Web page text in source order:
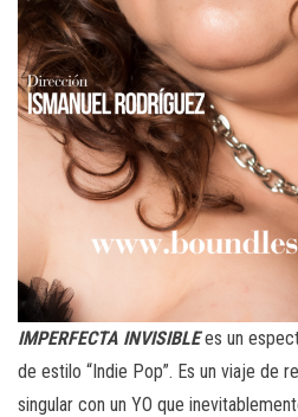
IMPERFECTA INVISIBLEes un
de estilo “Indie Pop”. Es un viaje de
singular con un YO que